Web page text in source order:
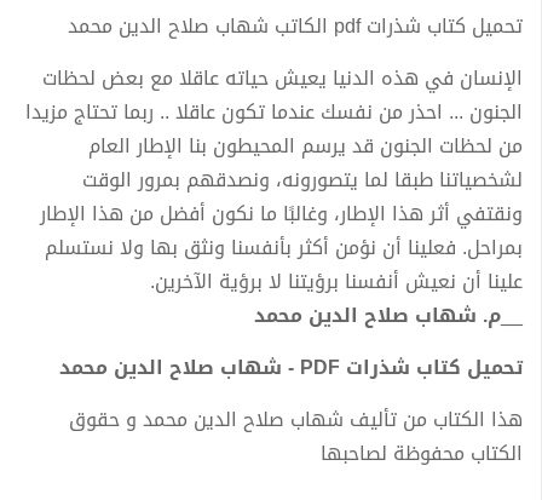
تحميل كتاب شذرات pdf الكاتب شهاب صلاح الدين محمد
الإنسان في هذه الدنيا يعيش حياته عاقلا مع بعض لحظات
الجنون ... احذر من نفسك عندما تكون عاقلا .. ربما تحتاج مزيدا
من لحظات الجنون قد يرسم المحيطون بنا الإطار العام
لشخصياتنا طبقا لما يتصورونه، ونصدقهم بمرور الوقت
ونقتفي أثر هذا الإطار، وغالبًا ما نكون أفضل من هذا الإطار
بمراحل. فعلينا أن نؤمن أكثر بأنفسنا ونثق بها ولا نستسلم
علينا أن نعيش أنفسنا برؤيتنا لا برؤية الآخرين.
__م. شهاب صلاح الدین محمد
تحميل كتاب شذرات PDF - شهاب صلاح الدين محمد
هذا الكتاب من تأليف شهاب صلاح الدين محمد و حقوق
الكتاب محفوظة لصاحبها